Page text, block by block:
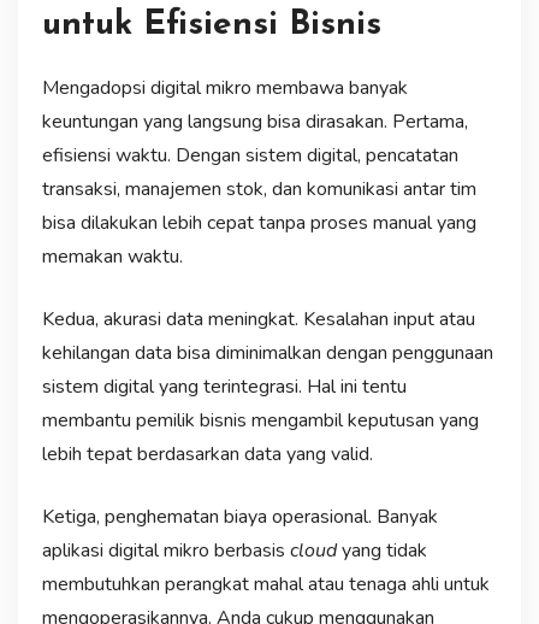
untuk Efisiensi Bisnis
Mengadopsi digital mikro membawa banyak
keuntungan yang langsung bisa dirasakan. Pertama,
efisiensi waktu. Dengan sistem digital, pencatatan
transaksi, manajemen stok, dan komunikasi antar tim
bisa dilakukan lebih cepat tanpa proses manual yang
memakan waktu.
Kedua, akurasi data meningkat. Kesalahan input atau
kehilangan data bisa diminimalkan dengan penggunaan
sistem digital yang terintegrasi. Hal ini tentu
membantu pemilik bisnis mengambil keputusan yang
lebih tepat berdasarkan data yang valid.
Ketiga, penghematan biaya operasional. Banyak
aplikasi digital mikro berbasis cloudyang tidak
membutuhkan perangkat mahal atau tenaga ahli untuk
mengoperasikannya. Anda cukup menggunakan